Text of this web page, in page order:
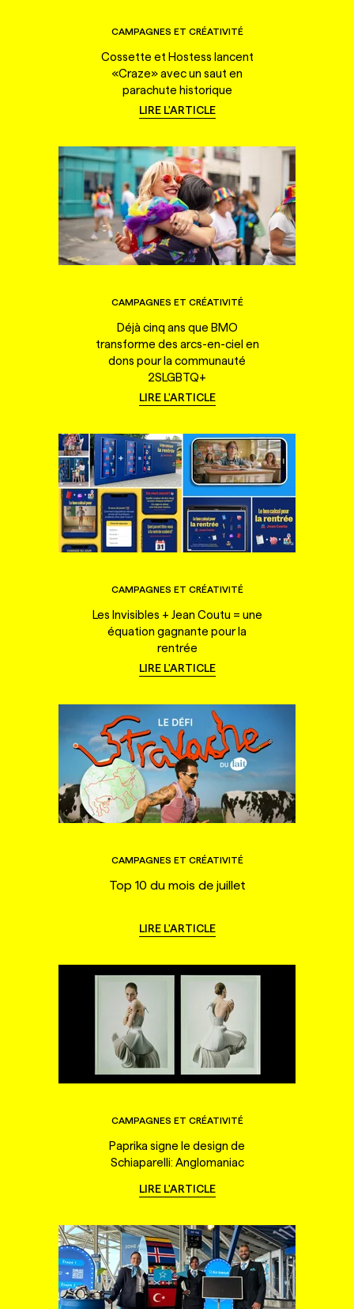
CAMPAGNES ET CRÉATIVITÉ
Cossette et Hostess lancent
«Craze» avec un saut en
parachute historique
LIRE L'ARTICLE
CAMPAGNES ET CRÉATIVITÉ
Déjà cinq ans que BMO
transforme des arcs-en-ciel en
dons pour la communauté
2SLGBTQ+
LIRE L'ARTICLE
CAMPAGNES ET CRÉATIVITÉ
Les Invisibles + Jean Coutu = une
équation gagnante pour la
rentrée
LIRE L'ARTICLE
CAMPAGNES ET CRÉATIVITÉ
Top 10 du mois de juillet
LIRE L'ARTICLE
CAMPAGNES ET CRÉATIVITÉ
Paprika signe le design de
Schiaparelli: Anglomaniac
LIRE L'ARTICLE